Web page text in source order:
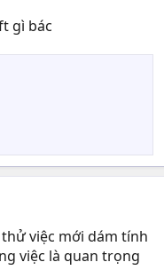
gì bác
việc mới dám tính
việc là quan trọng